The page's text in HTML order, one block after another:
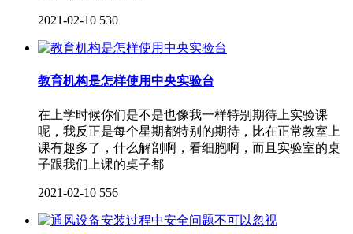
2021-02-10 530
教育机构是怎样使用中央实验台
在上学时候你们是不是也像我一样特别期待上实验课
呢，我反正是每个星期都特别的期待，比在正常教室上
课有趣多了，什么解剖啊，看细胞啊，而且实验室的桌
子跟我们上课的桌子都
2021-02-10 556